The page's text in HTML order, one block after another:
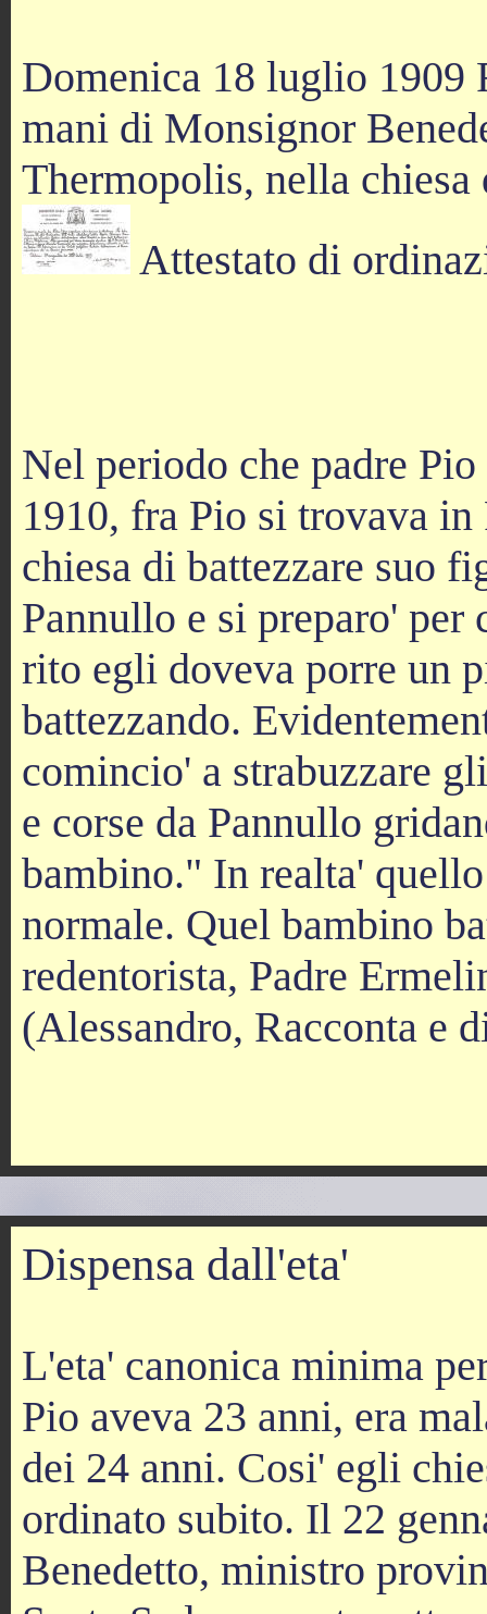
Domenica 18 luglio 1909
mani di Monsignor
Thermopolis, nella
Attestato di
Nel periodo che padre
1910, fra Pio si trovava
chiesa di battezzare suo
Pannullo e si preparo'
rito egli doveva porre un
battezzando.
comincio' a strabuzzare
e corse da Pannullo
bambino." In realta'
normale. Quel bambino
redentorista, Padre
(Alessandro, Racconta e
Dispensa dall'eta'
L'eta' canonica minima
Pio aveva 23 anni, era
dei 24 anni. Cosi' egli
ordinato subito. Il 22
Benedetto, ministro